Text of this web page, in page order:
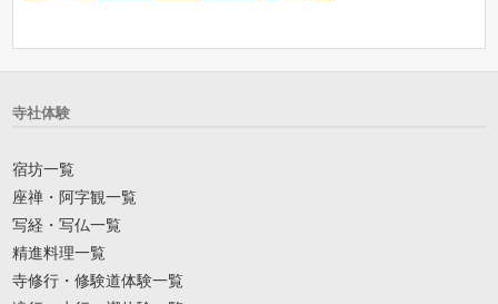
寺社体験
宿坊一覧
座禅・阿字観一覧
写経・写仏一覧
精進料理一覧
寺修行・修験道体験一覧